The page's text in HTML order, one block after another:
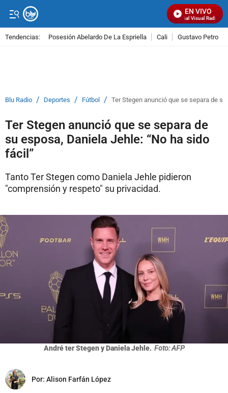
EN VIVO
Señal Visual Radio
Tendencias: Posesión Abelardo De La Espriella Cali Gustavo Petro
Blu Radio / Deportes / Fútbol / Ter Stegen anunció que se separa de
Ter Stegen anunció que se separa de
su esposa, Daniela Jehle: “No ha sido
fácil”
Tanto Ter Stegen como Daniela Jehle pidieron
"comprensión y respeto" su privacidad.
André ter Stegen y Daniela Jehle. Foto: AFP
Por: Alison Farfán López